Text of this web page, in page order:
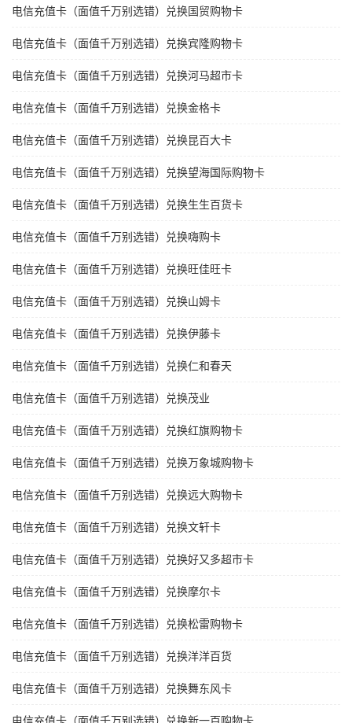
电信充值卡（面值千万别选错）兑换国贸购物卡
电信充值卡（面值千万别选错）兑换宾隆购物卡
电信充值卡（面值千万别选错）兑换河马超市卡
电信充值卡（面值千万别选错）兑换金格卡
电信充值卡（面值千万别选错）兑换昆百大卡
电信充值卡（面值千万别选错）兑换望海国际购物卡
电信充值卡（面值千万别选错）兑换生生百货卡
电信充值卡（面值千万别选错）兑换嗨购卡
电信充值卡（面值千万别选错）兑换旺佳旺卡
电信充值卡（面值千万别选错）兑换山姆卡
电信充值卡（面值千万别选错）兑换伊藤卡
电信充值卡（面值千万别选错）兑换仁和春天
电信充值卡（面值千万别选错）兑换茂业
电信充值卡（面值千万别选错）兑换红旗购物卡
电信充值卡（面值千万别选错）兑换万象城购物卡
电信充值卡（面值千万别选错）兑换远大购物卡
电信充值卡（面值千万别选错）兑换文轩卡
电信充值卡（面值千万别选错）兑换好又多超市卡
电信充值卡（面值千万别选错）兑换摩尔卡
电信充值卡（面值千万别选错）兑换松雷购物卡
电信充值卡（面值千万别选错）兑换洋洋百货
电信充值卡（面值千万别选错）兑换舞东风卡